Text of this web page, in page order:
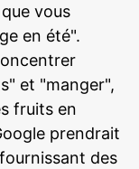
vous
en été".
et "manger",
fruits en
prendrait
des